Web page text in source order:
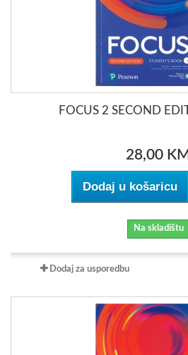
FOCUS 2 SECOND
28,00 KM
Dodaj u košaricu
Na skladištu
Dodaj za usporedbu